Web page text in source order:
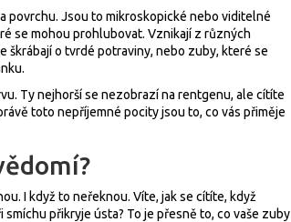
povrchu. Jsou to mikroskopické nebo viditelné
se mohou prohlubovat. Vznikají z různých
škrábají o tvrdé potraviny, nebo zuby, které se
Ty nejhorší se nezobrazí na rentgenu, ale cítíte
toto nepříjemné pocity jsou to, co vás přiměje
I když to neřeknou. Víte, jak se cítíte, když
přikryje ústa? To je přesně to, co vaše zuby